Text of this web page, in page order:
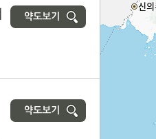
약도보기
약도보기